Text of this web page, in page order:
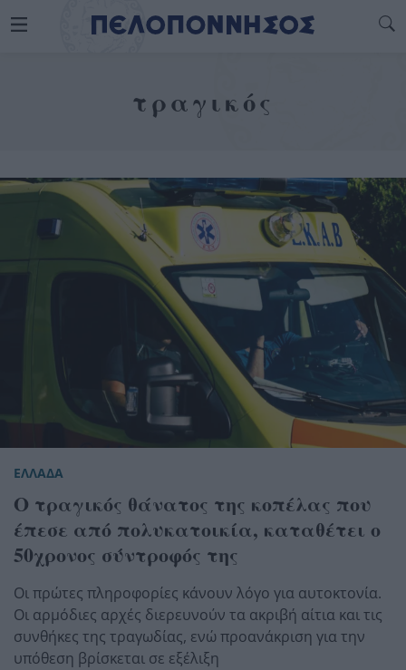
τραγικός
ΕΛΛΑΔΑ
Ο τραγικός θάνατος της κοπέλας που
έπεσε από πολυκατοικία, καταθέτει ο
50χρονος σύντροφός της
Οι πρώτες πληροφορίες κάνουν λόγο για αυτοκτονία.
Οι αρμόδιες αρχές διερευνούν τα ακριβή αίτια και τις
συνθήκες της τραγωδίας, ενώ προανάκριση για την
υπόθεση βρίσκεται σε εξέλιξη